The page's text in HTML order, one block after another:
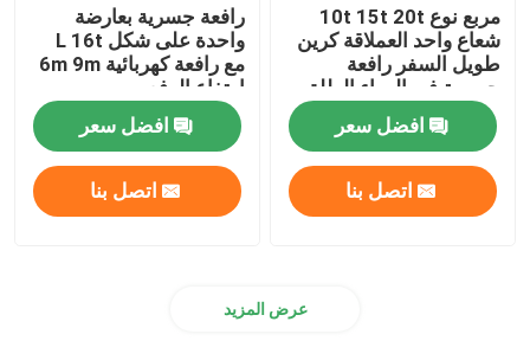
رافعة حبل الأسلاك الكهربائية
رافعة سطل
رافع كهرومغناطيسي
مربع نوع 10t 15t 20t
شعاع واحد العملاقة كرين
طويل السفر رافعة
جسرية في الهواء الطلق
افضل سعر
اتصل بنا
رافعة جسرية بعارضة
واحدة على شكل L 16t
مع رافعة كهربائية 6m 9m
ارتفاع الرفع
افضل سعر
اتصل بنا
عرض المزيد